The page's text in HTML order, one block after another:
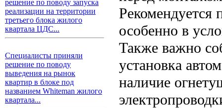
решение по поводу запуска
реализации на территории
третьего блока жилого
квартала ЦДС...
Специалисты приняли
решение по поводу
выведения на рынок
квартир в блоке под
названием Whiteman жилого
квартала...
Рекомендуется
особенно в
Также важно
установка
наличие